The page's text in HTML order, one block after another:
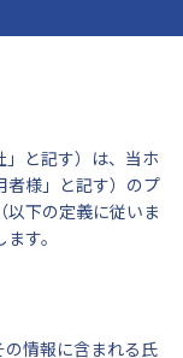
と記す）は、当ホ
者様」と記す）のプ
下の定義に従いま
す。
情報に含まれる氏